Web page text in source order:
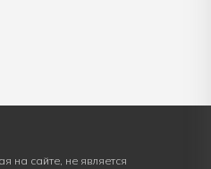
на сайте, не является